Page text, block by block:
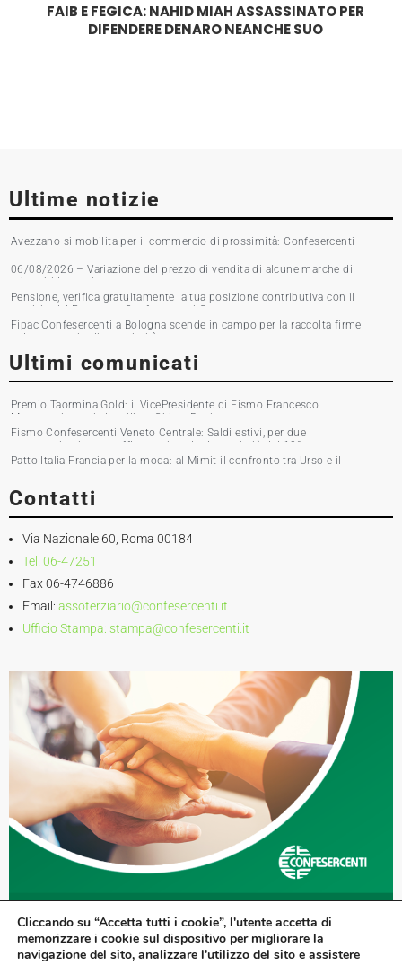
FAIB E FEGICA: NAHID MIAH ASSASSINATO PER
DIFENDERE DENARO NEANCHE SUO
Ultime notizie
Avezzano si mobilita per il commercio di prossimità: Confesercenti
Marsica e Fipac in piazza per la raccolta firme
06/08/2026 – Variazione del prezzo di vendita di alcune marche di
tabacchi lavorati
Pensione, verifica gratuitamente la tua posizione contributiva con il
servizio del Patronato Confesercenti Grosseto
Fipac Confesercenti a Bologna scende in campo per la raccolta firme
sul commercio di prossimità
Ultimi comunicati
Premio Taormina Gold: il VicePresidente di Fismo Francesco
Musumeci premia la stilista Chiara Boni
Fismo Confesercenti Veneto Centrale: Saldi estivi, per due
commercianti su tre affluenza in calo. Incassi giù del 10%
Patto Italia-Francia per la moda: al Mimit il confronto tra Urso e il
ministro Martin
Contatti
Via Nazionale 60, Roma 00184
Tel. 06-47251
Fax 06-4746886
Email: assoterziario@confesercenti.it
Ufficio Stampa: stampa@confesercenti.it
Cliccando su “Accetta tutti i cookie”, l'utente accetta di
memorizzare i cookie sul dispositivo per migliorare la
navigazione del sito, analizzare l'utilizzo del sito e assistere